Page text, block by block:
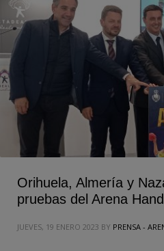
Orihuela, Almería y
pruebas del Arena
JUEVES, 19 ENERO 2023 BY PRENSA -